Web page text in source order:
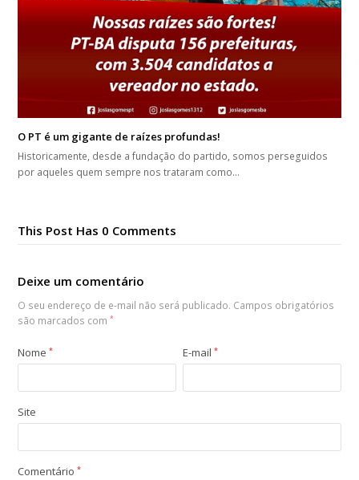
O PT é um gigante de raízes profundas!
Historicamente, desde a fundação do partido, somos perseguidos
por aqueles quem sempre nos trataram como…
This Post Has 0 Comments
Deixe um comentário
O seu endereço de e-mail não será publicado. Campos obrigatórios
são marcados com*
Nome* E-mail*
Site
Comentário*